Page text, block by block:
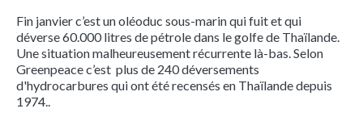
Fin janvier c’est un oléoduc sous-marin qui fuit et qui
déverse 60.000 litres de pétrole dans le golfe de Thaïlande.
Une situation malheureusement récurrente là-bas. Selon
Greenpeace c’est plus de 240 déversements
d'hydrocarbures qui ont été recensés en Thaïlande depuis
1974..